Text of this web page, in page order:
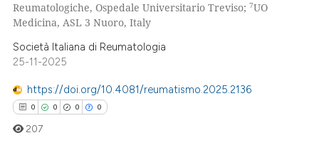
been cited by providing the
describing whether
claim, and a label
in which section the
was made.
Reumatologiche, Ospedale Universitario Treviso;7UO
Medicina, ASL 3 Nuoro, Italy
Società Italiana di Reumatologia
25-11-2025
https://doi.org/10.4081/reumatismo.2025.2136
0 0 0 0
207